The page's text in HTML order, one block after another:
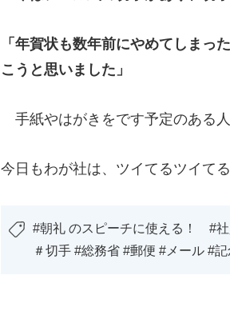
「年賀状も数年前にやめてしまっ
こうと思いました」
手紙やはがきをです予定のある
今日もわが社は、ツイてるツイてる
#朝礼 のスピーチに使える！ #社
＃切手 #総務省 #郵便 #メール #